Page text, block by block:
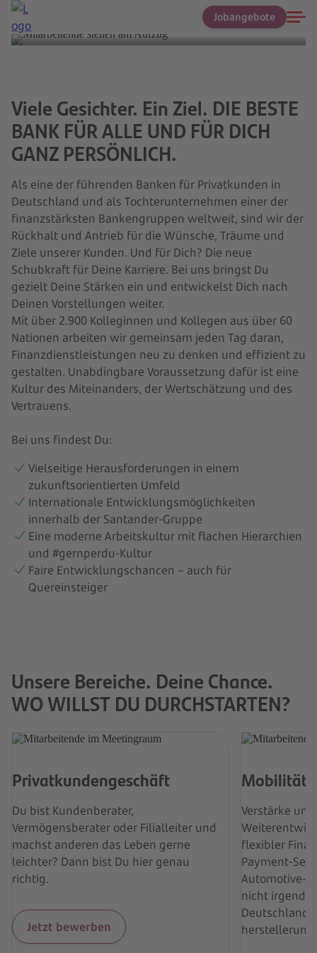
Jobangebote
Jetzt Traumjob finden
Viele Gesichter. Ein Ziel. DIE BESTE
BANK FÜR ALLE UND FÜR DICH
GANZ PERSÖNLICH.
Als eine der führenden Banken für Privatkunden in
Deutschland und als Tochterunternehmen einer der
finanzstärksten Bankengruppen weltweit, sind wir der
Rückhalt und Antrieb für die Wünsche, Träume und
Ziele unserer Kunden. Und für Dich? Die neue
Schubkraft für Deine Karriere. Bei uns bringst Du
gezielt Deine Stärken ein und entwickelst Dich nach
Deinen Vorstellungen weiter.
Mit über 2.900 Kolleginnen und Kollegen aus über 60
Nationen arbeiten wir gemeinsam jeden Tag daran,
Finanzdienstleistungen neu zu denken und effizient zu
gestalten. Unabdingbare Voraussetzung dafür ist eine
Kultur des Miteinanders, der Wertschätzung und des
Vertrauens.
Bei uns findest Du:
Vielseitige Herausforderungen in einem
zukunftsorientierten Umfeld
Internationale Entwicklungsmöglichkeiten
innerhalb der Santander-Gruppe
Eine moderne Arbeitskultur mit flachen Hierarchien
und #gernperdu-Kultur
Faire Entwicklungschancen – auch für
Quereinsteiger
Unsere Bereiche. Deine Chance.
WO WILLST DU DURCHSTARTEN?
Privatkundengeschäft
Du bist Kundenberater,
Vermögensberater oder Filialleiter und
machst anderen das Leben gerne
leichter? Dann bist Du hier genau
richtig.
Jetzt bewerben
Mobilität
Verstärke
flexibler
Payment-
Automotive-
nicht